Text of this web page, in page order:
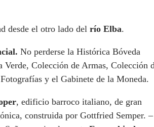
desde el otro lado del río Elba.
No perderse la Histórica Bóveda
Verde, Colección de Armas, Colección
y el Gabinete de la Moneda.
, edificio barroco italiano, de gran
construida por Gottfried Semper. –